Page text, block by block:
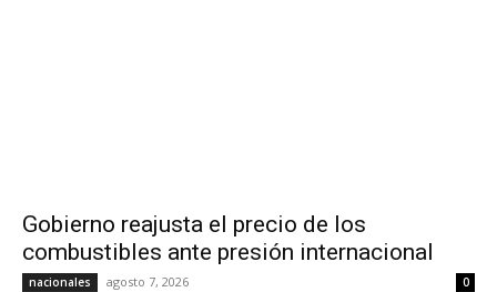
Gobierno reajusta el precio de los
combustibles ante presión internacional
nacionales agosto 7, 2026 0